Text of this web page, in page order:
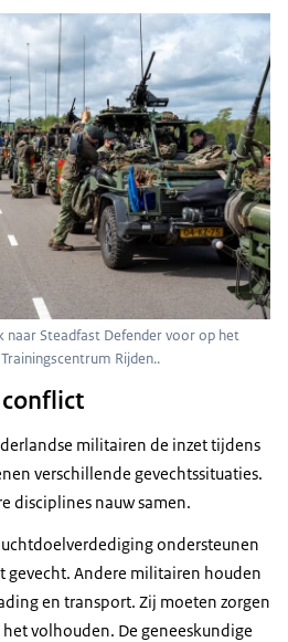
uit hun voertuigen op weg naar
Steadfast Defender voor op het
Rijden..
militairen de inzet tijdens
verschillende gevechtssituaties.
disciplines nauw samen.
ondersteunen
gevecht. Andere militairen houden
en transport. Zij moeten zorgen
volhouden. De geneeskundige